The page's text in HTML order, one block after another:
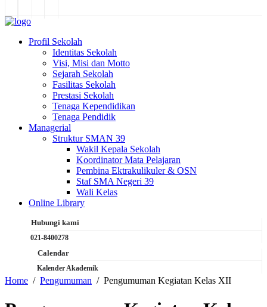
Profil Sekolah
Identitas Sekolah
Visi, Misi dan Motto
Sejarah Sekolah
Fasilitas Sekolah
Prestasi Sekolah
Tenaga Kependidikan
Tenaga Pendidik
Managerial
Struktur SMAN 39
Wakil Kepala Sekolah
Koordinator Mata Pelajaran
Pembina Ektrakulikuler & OSN
Staf SMA Negeri 39
Wali Kelas
Online Library
Hubungi kami
021-8400278
Calendar
Kalender Akademik
Home Pengumuman Pengumuman Kegiatan Kelas XII